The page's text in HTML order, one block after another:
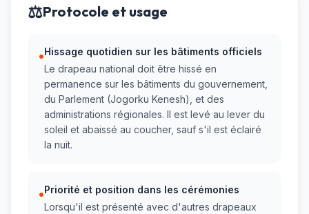
⚖️Protocole et usage
•Hissage quotidien sur les bâtiments officiels
Le drapeau national doit être hissé en
permanence sur les bâtiments du gouvernement,
du Parlement (Jogorku Kenesh), et des
administrations régionales. Il est levé au lever du
soleil et abaissé au coucher, sauf s'il est éclairé
la nuit.
•Priorité et position dans les cérémonies
Lorsqu'il est présenté avec d'autres drapeaux